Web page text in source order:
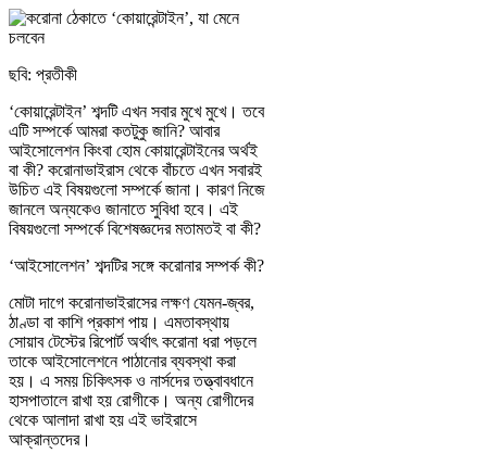
ছবি: প্রতীকী
‘কোয়ারেন্টাইন’ শব্দটি এখন সবার মুখে মুখে। তবে
এটি সম্পর্কে আমরা কতটুকু জানি? আবার
আইসোলেশন কিংবা হোম কোয়ারেন্টাইনের অর্থই
বা কী? করোনাভাইরাস থেকে বাঁচতে এখন সবারই
উচিত এই বিষয়গুলো সম্পর্কে জানা। কারণ নিজে
জানলে অন্যকেও জানাতে সুবিধা হবে। এই
বিষয়গুলো সম্পর্কে বিশেষজ্ঞদের মতামতই বা কী?
‘আইসোলেশন’ শব্দটির সঙ্গে করোনার সম্পর্ক কী?
মোটা দাগে করোনাভাইরাসের লক্ষণ যেমন-জ্বর,
ঠাণ্ডা বা কাশি প্রকাশ পায়। এমতাবস্থায়
সোয়াব টেস্টের রিপোর্ট অর্থাৎ করোনা ধরা পড়লে
তাকে আইসোলেশনে পাঠানোর ব্যবস্থা করা
হয়। এ সময় চিকিৎসক ও নার্সদের তত্ত্বাবধানে
হাসপাতালে রাখা হয় রোগীকে। অন্য রোগীদের
থেকে আলাদা রাখা হয় এই ভাইরাসে
আক্রান্তদের।